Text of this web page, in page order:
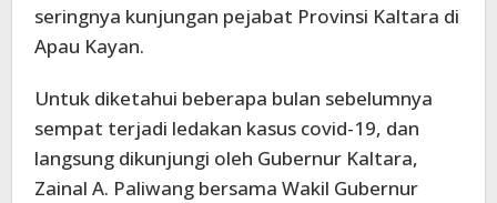
seringnya kunjungan pejabat Provinsi Kaltara di
Apau Kayan.
Untuk diketahui beberapa bulan sebelumnya
sempat terjadi ledakan kasus covid-19, dan
langsung dikunjungi oleh Gubernur Kaltara,
Zainal A. Paliwang bersama Wakil Gubernur